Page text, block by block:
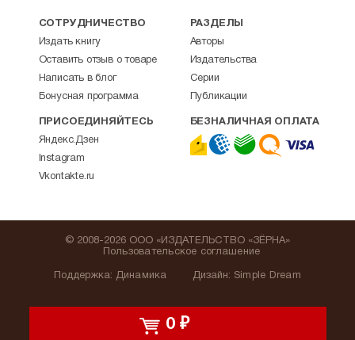
0 ₽
СОТРУДНИЧЕСТВО
Издать книгу
Оставить отзыв о товаре
Написать в блог
Бонусная программа
РАЗДЕЛЫ
Авторы
Издательства
Серии
Публикации
ПРИСОЕДИНЯЙТЕСЬ
Яндекс.Дзен
Instagram
Vkontakte.ru
БЕЗНАЛИЧНАЯ ОПЛАТА
Поддержка: Динамика
© 2008-2026 ООО «ИЗДАТЕЛЬСТВО «ЗЁРНА»
Пользовательское соглашение
Дизайн: Simple Dream